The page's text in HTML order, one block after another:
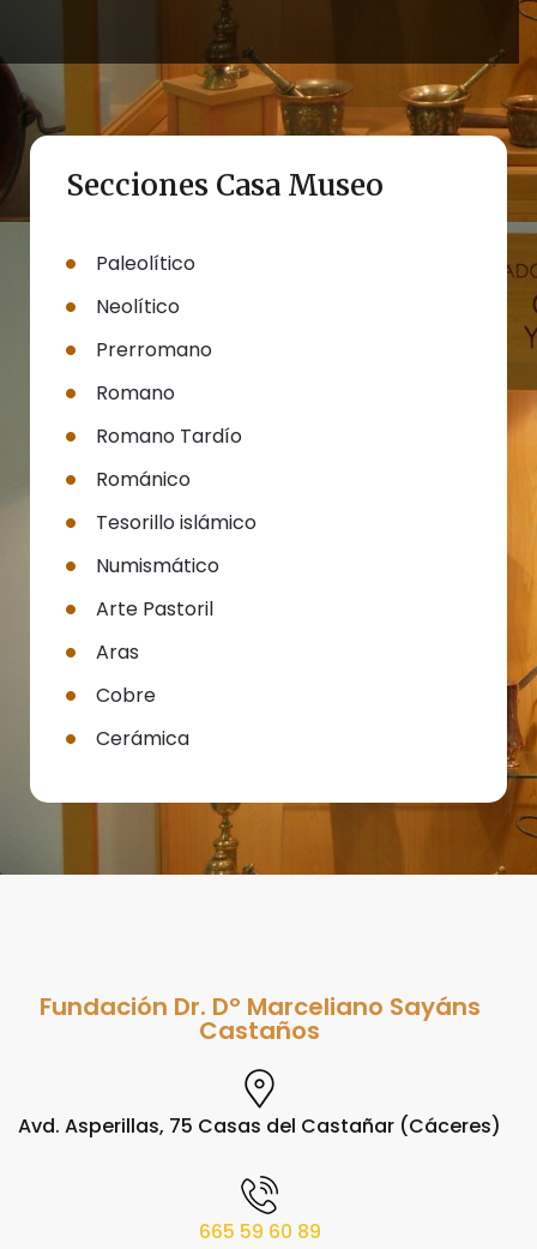
Secciones Casa Museo
Paleolítico
Neolítico
Prerromano
Romano
Romano Tardío
Románico
Tesorillo islámico
Numismático
Arte Pastoril
Aras
Cobre
Cerámica
Fundación Dr. Dº Marceliano Sayáns
Castaños
Avd. Asperillas, 75 Casas del Castañar (Cáceres)
665 59 60 89